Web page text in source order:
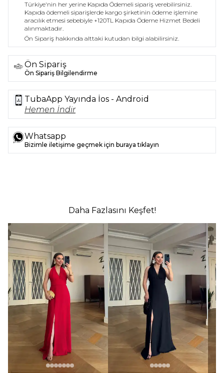
Türkiye'nin her yerine Kapıda Ödemeli sipariş verebilirsiniz.
Kapıda ödemeli siparişlerde kargo şirketinin ödeme işlemine
aracılık etmesi sebebiyle +120TL Kapıda Ödeme Hizmet Bedeli
alınmaktadır.
Ön Sipariş hakkında alttaki kutudan bilgi alabilirsiniz.
Ön Sipariş
Ön Sipariş Bilgilendirme
TubaApp Yayında İos - Android
Hemen İndir
Whatsapp
Bizimle iletişime geçmek için buraya tıklayın
Daha Fazlasını Keşfet!